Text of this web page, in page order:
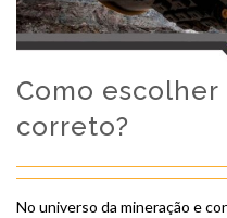
Como escolher
correto?
No universo da mineração e